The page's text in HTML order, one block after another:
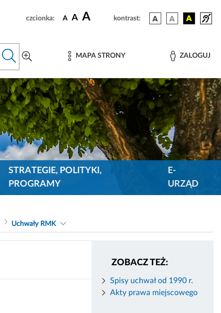
czcionka: A A A kontrast:
MAPA STRONY ZALOGUJ
STRATEGIE, POLITYKI,
PROGRAMY
E-
URZĄD
Uchwały RMK
ZOBACZ TEŻ:
Spisy uchwał od 1990 r.
Akty prawa miejscowego